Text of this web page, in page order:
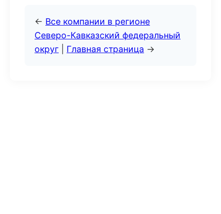
← Все компании в регионе
Северо-Кавказский федеральный
округ
Главная страница →